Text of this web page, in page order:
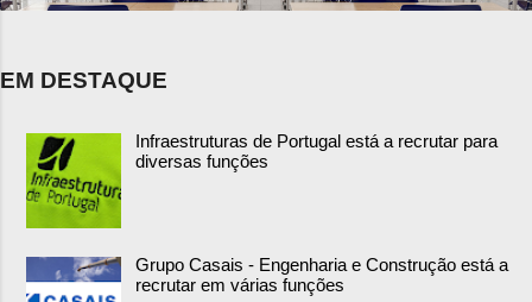
EM DESTAQUE
Infraestruturas de Portugal está a recrutar para
diversas funções
Grupo Casais - Engenharia e Construção está a
recrutar em várias funções